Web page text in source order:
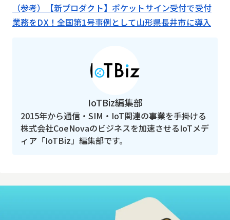
（参考）【新プロダクト】ポケットサイン受付で受付
業務をDX！全国第1号事例として山形県長井市に導入
IoTBiz編集部
2015年から通信・SIM・IoT関連の事業を手掛ける
株式会社CoeNovaのビジネスを加速させるIoTメデ
ィア「IoTBiz」編集部です。